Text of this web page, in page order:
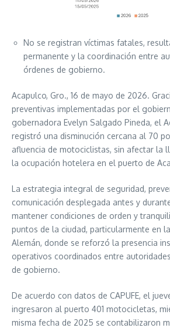
No se registran víctimas fatales,
permanente y la coordinación entre
órdenes de gobierno.
Acapulco, Gro., 16 de mayo de 2026.
preventivas implementadas por el
gobernadora Evelyn Salgado Pineda, el
registró una disminución cercana al 70
afluencia de motociclistas, sin afectar la
la ocupación hotelera en el puerto de
La estrategia integral de seguridad,
comunicación desplegada antes y
mantener condiciones de orden y
puntos de la ciudad, particularmente en
Alemán, donde se reforzó la presencia
operativos coordinados entre
de gobierno.
De acuerdo con datos de CAPUFE, el
ingresaron al puerto 401 motocicletas,
misma fecha de 2025 se contabilizaron